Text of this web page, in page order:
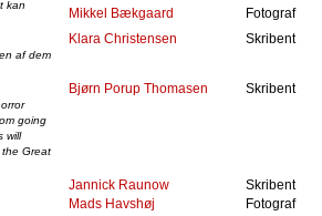
kan
Mikkel Bækgaard
Fotograf
af dem
Klara Christensen Skribent
going
will
the Great
Bjørn Porup Thomasen Skribent
Jannick Raunow
Skribent
Mads Havshøj
Fotograf